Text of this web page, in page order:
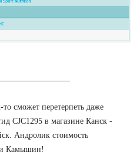
сможет перетерпеть даже
CJC1295 в магазине Канск -
Андролик стоимость
Камышин!